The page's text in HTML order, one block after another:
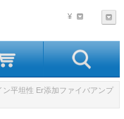
¥
平坦性 Er添加ファイバアンプ